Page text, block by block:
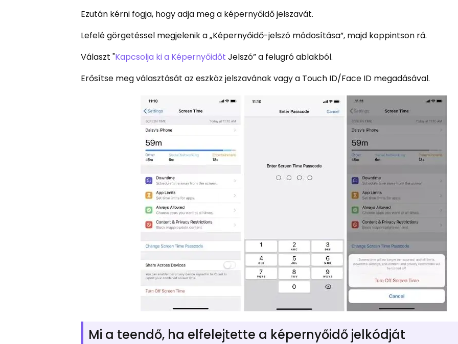
Ezután kérni fogja, hogy adja meg a képernyőidő jelszavát.
Lefelé görgetéssel megjelenik a „Képernyőidő-jelszó módosítása”, majd koppintson rá.
Választ "Kapcsolja ki a Képernyőidőt Jelszó” a felugró ablakból.
Erősítse meg választását az eszköz jelszavának vagy a Touch ID/Face ID megadásával.
Mi a teendő, ha elfelejtette a képernyőidő jelkódját